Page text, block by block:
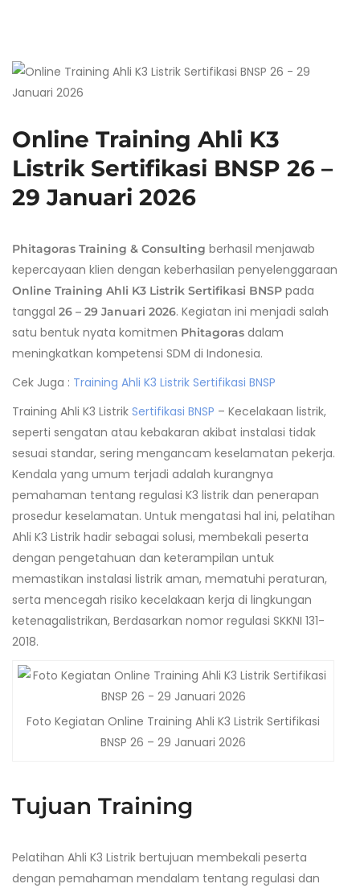
Online Training Ahli K3
Listrik Sertifikasi BNSP 26 –
29 Januari 2026
Phitagoras Training & Consulting berhasil menjawab
kepercayaan klien dengan keberhasilan penyelenggaraan
Online Training Ahli K3 Listrik Sertifikasi BNSP pada
tanggal 26 – 29 Januari 2026. Kegiatan ini menjadi salah
satu bentuk nyata komitmen Phitagoras dalam
meningkatkan kompetensi SDM di Indonesia.
Cek Juga : Training Ahli K3 Listrik Sertifikasi BNSP
Training Ahli K3 Listrik Sertifikasi BNSP – Kecelakaan listrik,
seperti sengatan atau kebakaran akibat instalasi tidak
sesuai standar, sering mengancam keselamatan pekerja.
Kendala yang umum terjadi adalah kurangnya
pemahaman tentang regulasi K3 listrik dan penerapan
prosedur keselamatan. Untuk mengatasi hal ini, pelatihan
Ahli K3 Listrik hadir sebagai solusi, membekali peserta
dengan pengetahuan dan keterampilan untuk
memastikan instalasi listrik aman, mematuhi peraturan,
serta mencegah risiko kecelakaan kerja di lingkungan
ketenagalistrikan, Berdasarkan nomor regulasi SKKNI 131-
2018.
Foto Kegiatan Online Training Ahli K3 Listrik Sertifikasi
BNSP 26 – 29 Januari 2026
Tujuan Training
Pelatihan Ahli K3 Listrik bertujuan membekali peserta
dengan pemahaman mendalam tentang regulasi dan